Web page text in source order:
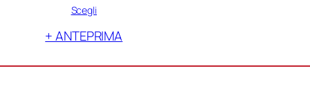
€ 5,00
€ 10,00
Scegli
+ ANTEPRIMA